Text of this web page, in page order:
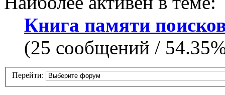
Книга памяти
(25 сообщений /
Перейти: